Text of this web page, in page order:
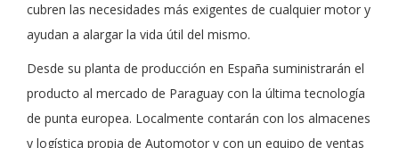
cubren las necesidades más exigentes de cualquier motor y
ayudan a alargar la vida útil del mismo.
Desde su planta de producción en España suministrarán el
producto al mercado de Paraguay con la última tecnología
de punta europea. Localmente contarán con los almacenes
y logística propia de Automotor y con un equipo de ventas